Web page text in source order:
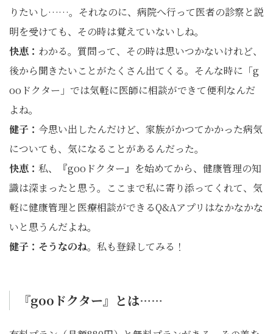
りたいし……。それなのに、病院へ行って医者の診察と説
明を受けても、その時は覚えていないしね。
快恵： わかる。質問って、その時は思いつかないけれど、
後から聞きたいことがたくさん出てくる。そんな時に「g
ooドクター」では気軽に医師に相談ができて便利なんだ
よね。
健子： 今思い出したんだけど、家族がかつてかかった病気
についても、気になることがあるんだった。
快恵： 私、『gooドクター』を始めてから、健康管理の知
識は深まったと思う。ここまで私に寄り添ってくれて、気
軽に健康管理と医療相談ができるQ&Aアプリはなかなかな
いと思うんだよね。
健子：そうなのね。私も登録してみる！
『gooドクター』とは……